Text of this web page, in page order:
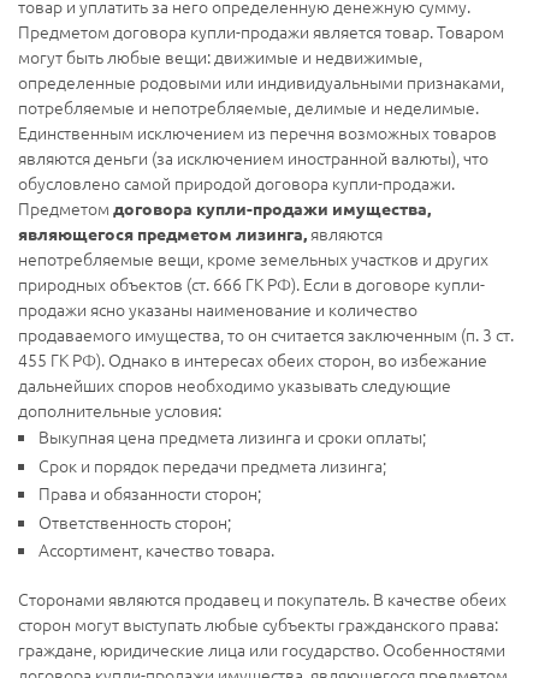
товар и уплатить за него определенную денежную сумму.
Предметом договора купли-продажи является товар. Товаром
могут быть любые вещи: движимые и недвижимые,
определенные родовыми или индивидуальными признаками,
потребляемые и непотребляемые, делимые и неделимые.
Единственным исключением из перечня возможных товаров
являются деньги (за исключением иностранной валюты), что
обусловлено самой природой договора купли-продажи.
Предметом договора купли-продажи имущества,
являющегося предметом лизинга,являются
непотребляемые вещи, кроме земельных участков и других
природных объектов (ст. 666 ГК РФ). Если в договоре купли-
продажи ясно указаны наименование и количество
продаваемого имущества, то он считается заключенным (п. 3 ст.
455 ГК РФ). Однако в интересах обеих сторон, во избежание
дальнейших споров необходимо указывать следующие
дополнительные условия:
Выкупная цена предмета лизинга и сроки оплаты;
Срок и порядок передачи предмета лизинга;
Права и обязанности сторон;
Ответственность сторон;
Ассортимент, качество товара.
Сторонами являются продавец и покупатель. В качестве обеих
сторон могут выступать любые субъекты гражданского права:
граждане, юридические лица или государство. Особенностями